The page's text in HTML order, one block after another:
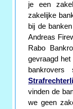
je een
zakelijke
bij de
Andreas
Rabo
gevraagd
bankrovers
vinden de
we geen